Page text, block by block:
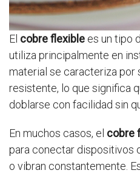
El cobre flexible es un tipo
utiliza principalmente en
material se caracteriza por
resistente, lo que significa
doblarse con facilidad sin
En muchos casos, el cobre
para conectar dispositivos
o vibran constantemente.